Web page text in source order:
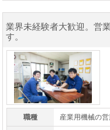
業界未経験者大歓迎。営
す。
職種 産業用機械の営